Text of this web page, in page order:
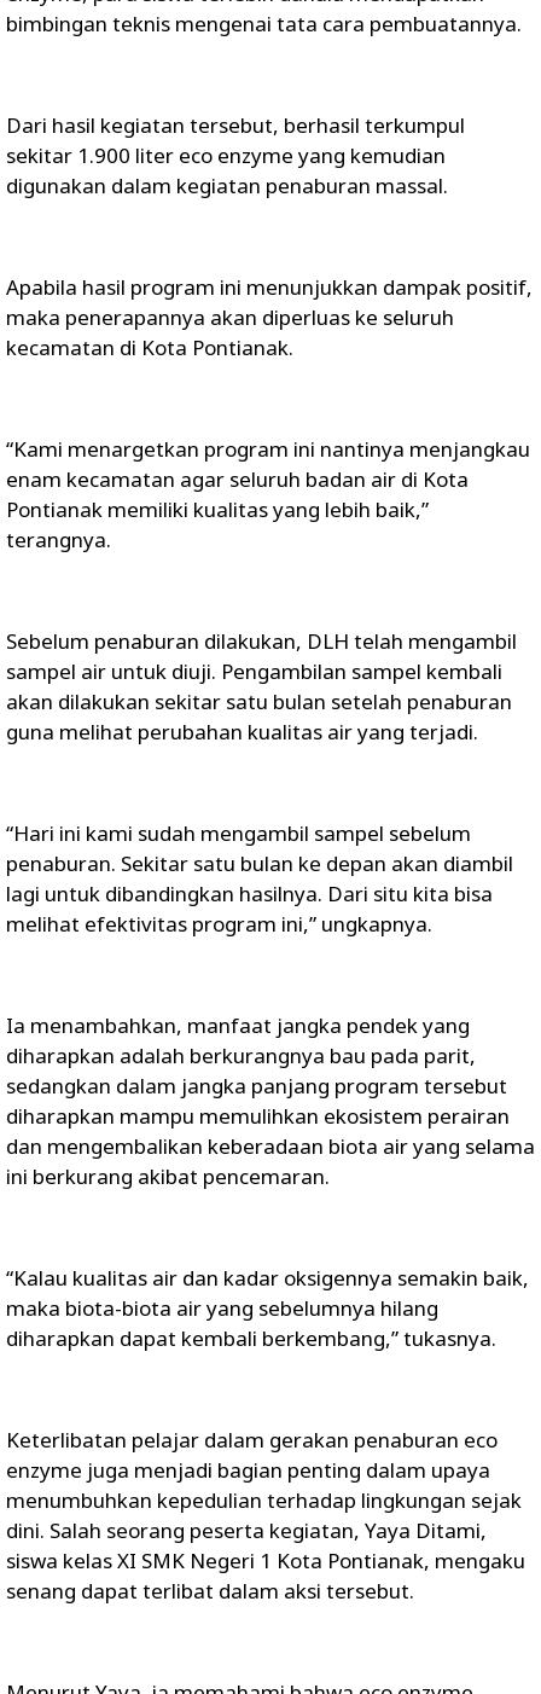
bimbingan teknis mengenai tata cara pembuatannya.
Dari hasil kegiatan tersebut, berhasil terkumpul
sekitar 1.900 liter eco enzyme yang kemudian
digunakan dalam kegiatan penaburan massal.
Apabila hasil program ini menunjukkan dampak positif,
maka penerapannya akan diperluas ke seluruh
kecamatan di Kota Pontianak.
“Kami menargetkan program ini nantinya menjangkau
enam kecamatan agar seluruh badan air di Kota
Pontianak memiliki kualitas yang lebih baik,”
terangnya.
Sebelum penaburan dilakukan, DLH telah mengambil
sampel air untuk diuji. Pengambilan sampel kembali
akan dilakukan sekitar satu bulan setelah penaburan
guna melihat perubahan kualitas air yang terjadi.
“Hari ini kami sudah mengambil sampel sebelum
penaburan. Sekitar satu bulan ke depan akan diambil
lagi untuk dibandingkan hasilnya. Dari situ kita bisa
melihat efektivitas program ini,” ungkapnya.
Ia menambahkan, manfaat jangka pendek yang
diharapkan adalah berkurangnya bau pada parit,
sedangkan dalam jangka panjang program tersebut
diharapkan mampu memulihkan ekosistem perairan
dan mengembalikan keberadaan biota air yang selama
ini berkurang akibat pencemaran.
“Kalau kualitas air dan kadar oksigennya semakin baik,
maka biota-biota air yang sebelumnya hilang
diharapkan dapat kembali berkembang,” tukasnya.
Keterlibatan pelajar dalam gerakan penaburan eco
enzyme juga menjadi bagian penting dalam upaya
menumbuhkan kepedulian terhadap lingkungan sejak
dini. Salah seorang peserta kegiatan, Yaya Ditami,
siswa kelas XI SMK Negeri 1 Kota Pontianak, mengaku
senang dapat terlibat dalam aksi tersebut.